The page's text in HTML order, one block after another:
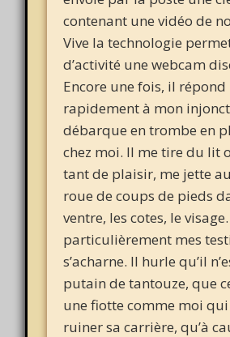
contenant une vidéo de
Vive la technologie
d’activité une webcam
Encore une fois, il répond
rapidement à mon
débarque en trombe en
chez moi. Il me tire du lit
tant de plaisir, me jette
roue de coups de pieds
ventre, les cotes, le
particulièrement mes
s’acharne. Il hurle qu’il
putain de tantouze, que
une fiotte comme moi qui
ruiner sa carrière, qu’à